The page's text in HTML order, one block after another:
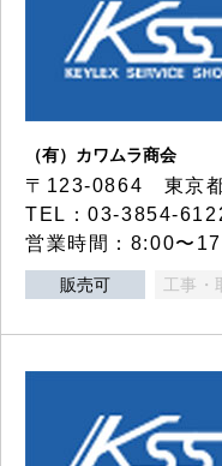
（有）カワムラ商会
〒123-0864 東京
TEL：03-3854-
営業時間：8:00〜
販売可 工事・